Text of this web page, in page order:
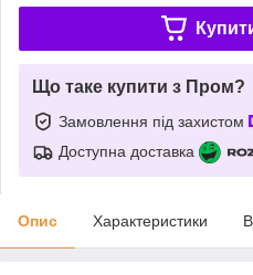
Що таке купити з Пром?
Замовлення під захистом
Доступна доставка
Опис Характеристики